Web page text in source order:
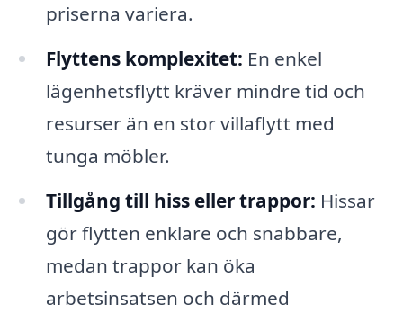
priserna variera.
Flyttens komplexitet: En enkel
lägenhetsflytt kräver mindre tid och
resurser än en stor villaflytt med
tunga möbler.
Tillgång till hiss eller trappor: Hissar
gör flytten enklare och snabbare,
medan trappor kan öka
arbetsinsatsen och därmed